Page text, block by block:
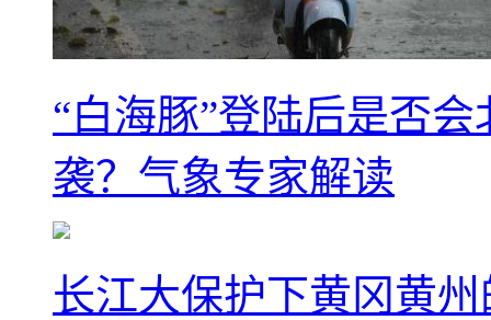
“白海豚”登陆后是否
袭？气象专家解读
长江大保护下黄冈黄